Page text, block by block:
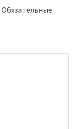
Обязательные